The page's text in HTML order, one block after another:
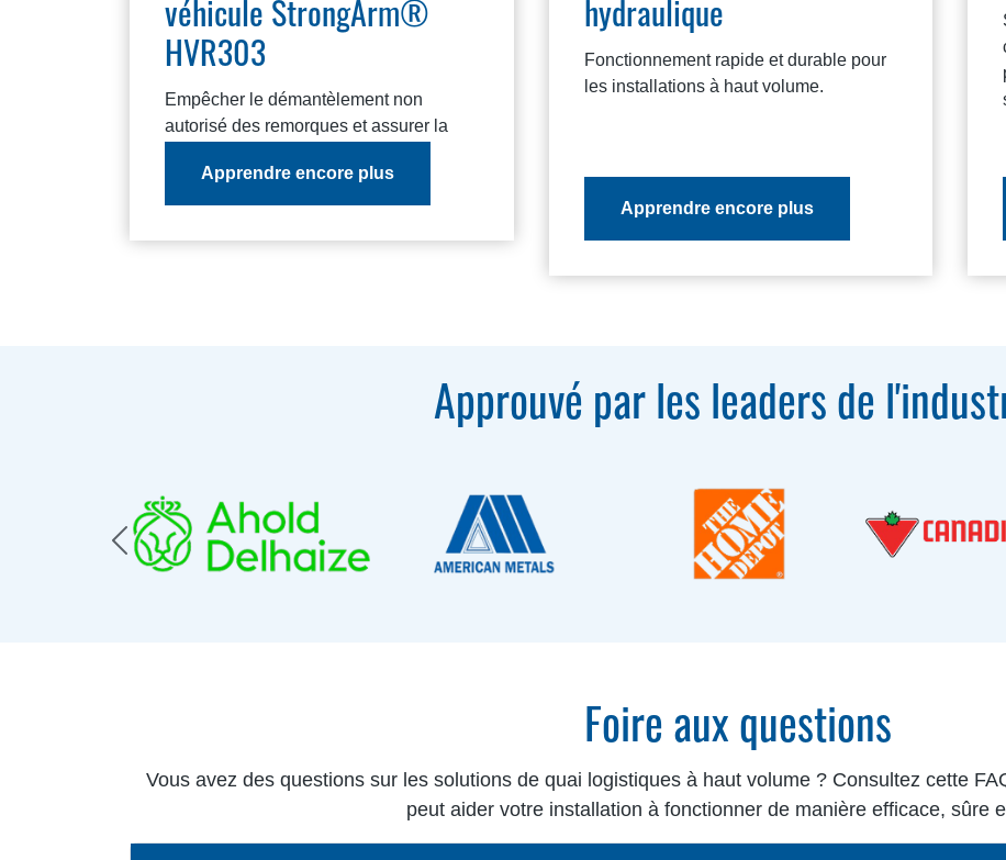
véhicule StrongArm®
HVR303
Empêcher le démantèlement non
autorisé des remorques et assurer la
Apprendre encore plus
hydraulique
Fonctionnement rapide et durable pour
les installations à haut volume.
Apprendre encore plus
Approuvé par les leaders de
Foire aux questions
Vous avez des questions sur les solutions de quai logistiques à haut volume ? Consultez cette
peut aider votre installation à fonctionner de manière efficace, sûre